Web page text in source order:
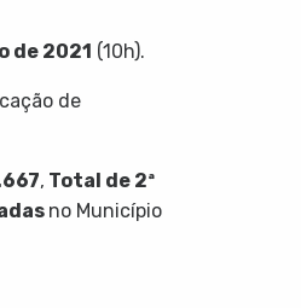
de 2021 (10h).
de
, Total de 2ª
no Município